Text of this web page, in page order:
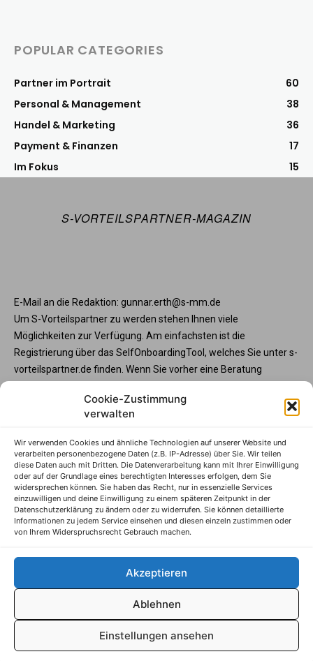
Cookie-Zustimmung
verwalten
Wir verwenden Cookies und ähnliche Technologien auf unserer Website und
verarbeiten personenbezogene Daten (z.B. IP-Adresse) über Sie. Wir teilen
diese Daten auch mit Dritten. Die Datenverarbeitung kann mit Ihrer Einwilligung
oder auf der Grundlage eines berechtigten Interesses erfolgen, dem Sie
widersprechen können. Sie haben das Recht, nur in essenzielle Services
einzuwilligen und deine Einwilligung zu einem späteren Zeitpunkt in der
Datenschutzerklärung zu ändern oder zu widerrufen. Sie können detaillierte
Informationen zu jedem Service einsehen und diesen einzeln zustimmen oder
von Ihrem Widerspruchsrecht Gebrauch machen.
Akzeptieren
Ablehnen
Einstellungen ansehen
POPULAR CATEGORIES
Partner im Portrait
60
Personal & Management
38
Handel & Marketing
36
Payment & Finanzen
17
Im Fokus
15
S-VORTEILSPARTNER-MAGAZIN
E-Mail an die Redaktion: gunnar.erth@s-mm.de
Um S-Vorteilspartner zu werden stehen Ihnen viele
Möglichkeiten zur Verfügung. Am einfachsten ist die
Registrierung über das SelfOnboardingTool, welches Sie unter s-
vorteilspartner.de finden. Wenn Sie vorher eine Beratung
vorteilspartner.de oder Telefon +49 345 570295 3573 gerne zur
Verfügung. Und wenn Sie Ihre Programmteilnahme vorab mit
Ihren Sparkassenberater.
S-Vorteilspartner
Impressum
Datenschutzhinweise
AGB
Erklärung zur Barrierefreiheit
© S-Markt & Mehrwert, 2025